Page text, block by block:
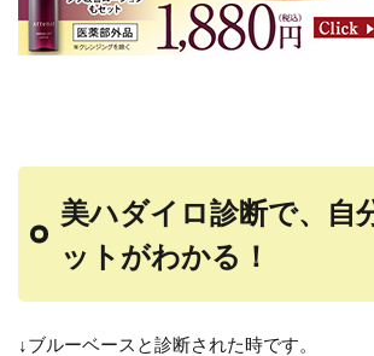
美ハダイロ診断で、自
ットがわかる！
↓ブルーベースと診断された時です。